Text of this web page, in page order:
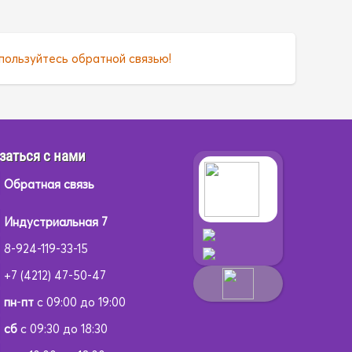
обратной связью!
с нами
Обратная связь
Индустриальная 7
8-924-119-33-15
+7 (4212) 47-50-47
пн-птс 09:00 до 19:00
сбс 09:30 до 18:30